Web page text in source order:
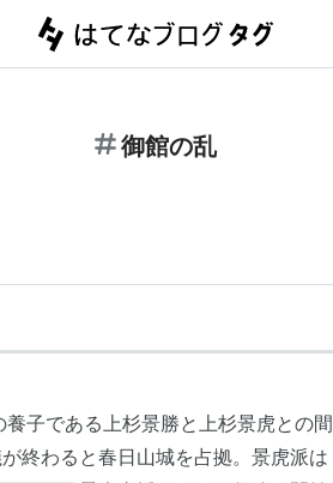
御館の乱
子である上杉景勝と上杉景虎との間
終わると春日山城を占拠。景虎派は